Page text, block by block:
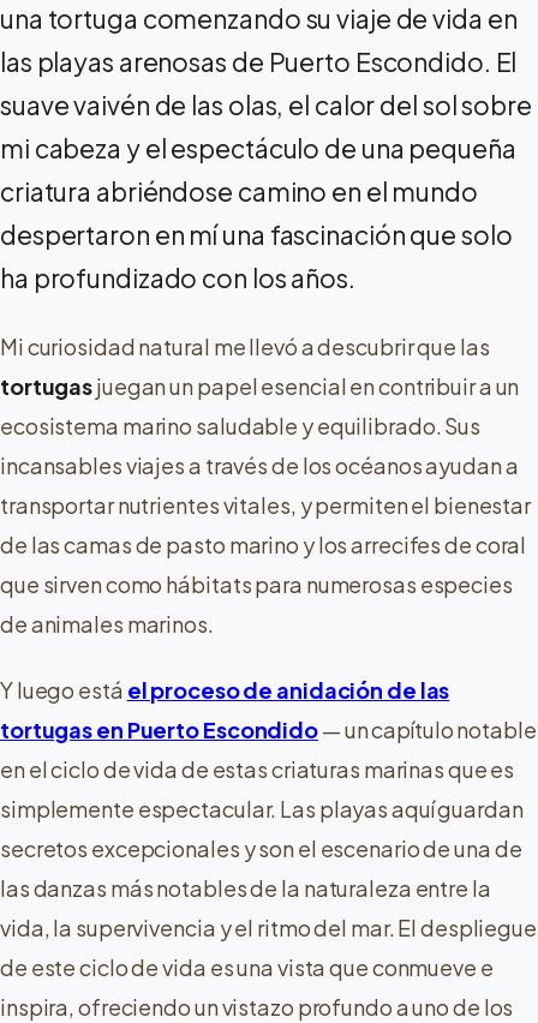
una tortuga comenzando su viaje de vida en
las playas arenosas de Puerto Escondido. El
suave vaivén de las olas, el calor del sol sobre
mi cabeza y el espectáculo de una pequeña
criatura abriéndose camino en el mundo
despertaron en mí una fascinación que solo
ha profundizado con los años.
Mi curiosidad natural me llevó a descubrir que las
tortugasjuegan un papel esencial en contribuir a un
ecosistema marino saludable y equilibrado. Sus
incansables viajes a través de los océanos ayudan a
transportar nutrientes vitales, y permiten el bienestar
de las camas de pasto marino y los arrecifes de coral
que sirven como hábitats para numerosas especies
de animales marinos.
Y luego está el proceso de anidación de las
tortugas en Puerto Escondido— un capítulo notable
en el ciclo de vida de estas criaturas marinas que es
simplemente espectacular. Las playas aquí guardan
secretos excepcionales y son el escenario de una de
las danzas más notables de la naturaleza entre la
vida, la supervivencia y el ritmo del mar. El despliegue
de este ciclo de vida es una vista que conmueve e
inspira, ofreciendo un vistazo profundo a uno de los